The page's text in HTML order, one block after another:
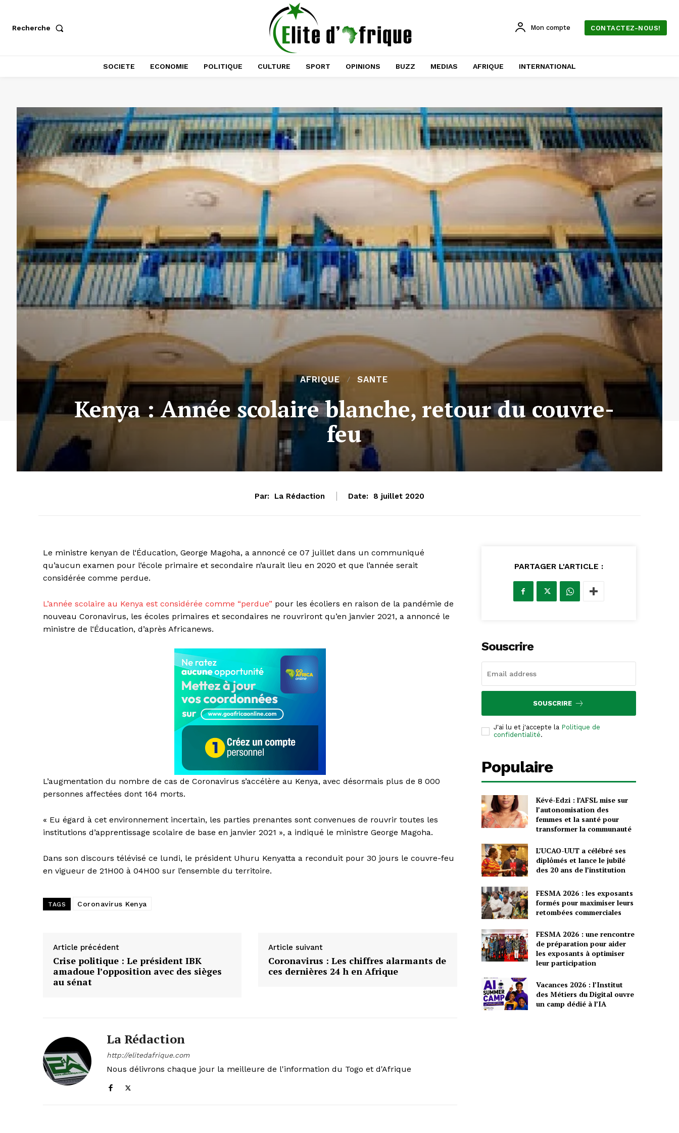
Recherche Mon compte CONTACTEZ-NOUS!
SOCIETE ECONOMIE POLITIQUE CULTURE SPORT OPINIONS BUZZ MEDIAS AFRIQUE INTERNATIONAL
AFRIQUE SANTE
Kenya : Année scolaire blanche, retour du couvre-
feu
Par: La Rédaction Date: 8 juillet 2020
Le ministre kenyan de l‘Éducation, George Magoha, a annoncé ce 07 juillet dans un communiqué
qu’aucun examen pour l‘école primaire et secondaire n’aurait lieu en 2020 et que l’année serait
considérée comme perdue.
L’année scolaire au Kenya est considérée comme “perdue” pour les écoliers en raison de la pandémie de
nouveau Coronavirus, les écoles primaires et secondaires ne rouvriront qu’en janvier 2021, a annoncé le
ministre de l‘Éducation, d’après Africanews.
L’augmentation du nombre de cas de Coronavirus s’accélère au Kenya, avec désormais plus de 8 000
personnes affectées dont 164 morts.
« Eu égard à cet environnement incertain, les parties prenantes sont convenues de rouvrir toutes les
institutions d’apprentissage scolaire de base en janvier 2021 », a indiqué le ministre George Magoha.
Dans son discours télévisé ce lundi, le président Uhuru Kenyatta a reconduit pour 30 jours le couvre-feu
en vigueur de 21H00 à 04H00 sur l’ensemble du territoire.
TAGS Coronavirus Kenya
Article précédent
Crise politique : Le président IBK
amadoue l’opposition avec des sièges
au sénat
Article suivant
Coronavirus : Les chiffres alarmants de
ces dernières 24 h en Afrique
La Rédaction
http://elitedafrique.com
Nous délivrons chaque jour la meilleure de l'information du Togo et d'Afrique
PARTAGER L'ARTICLE :
Souscrire
SOUSCRIRE
J'ai lu et j'accepte la Politique de
confidentialité.
Populaire
Kévé-Edzi : l’AFSL mise sur
l’autonomisation des
femmes et la santé pour
transformer la communauté
L’UCAO-UUT a célébré ses
diplômés et lance le jubilé
des 20 ans de l’institution
FESMA 2026 : les exposants
formés pour maximiser leurs
retombées commerciales
FESMA 2026 : une rencontre
de préparation pour aider
les exposants à optimiser
leur participation
Vacances 2026 : l’Institut
des Métiers du Digital ouvre
un camp dédié à l’IA